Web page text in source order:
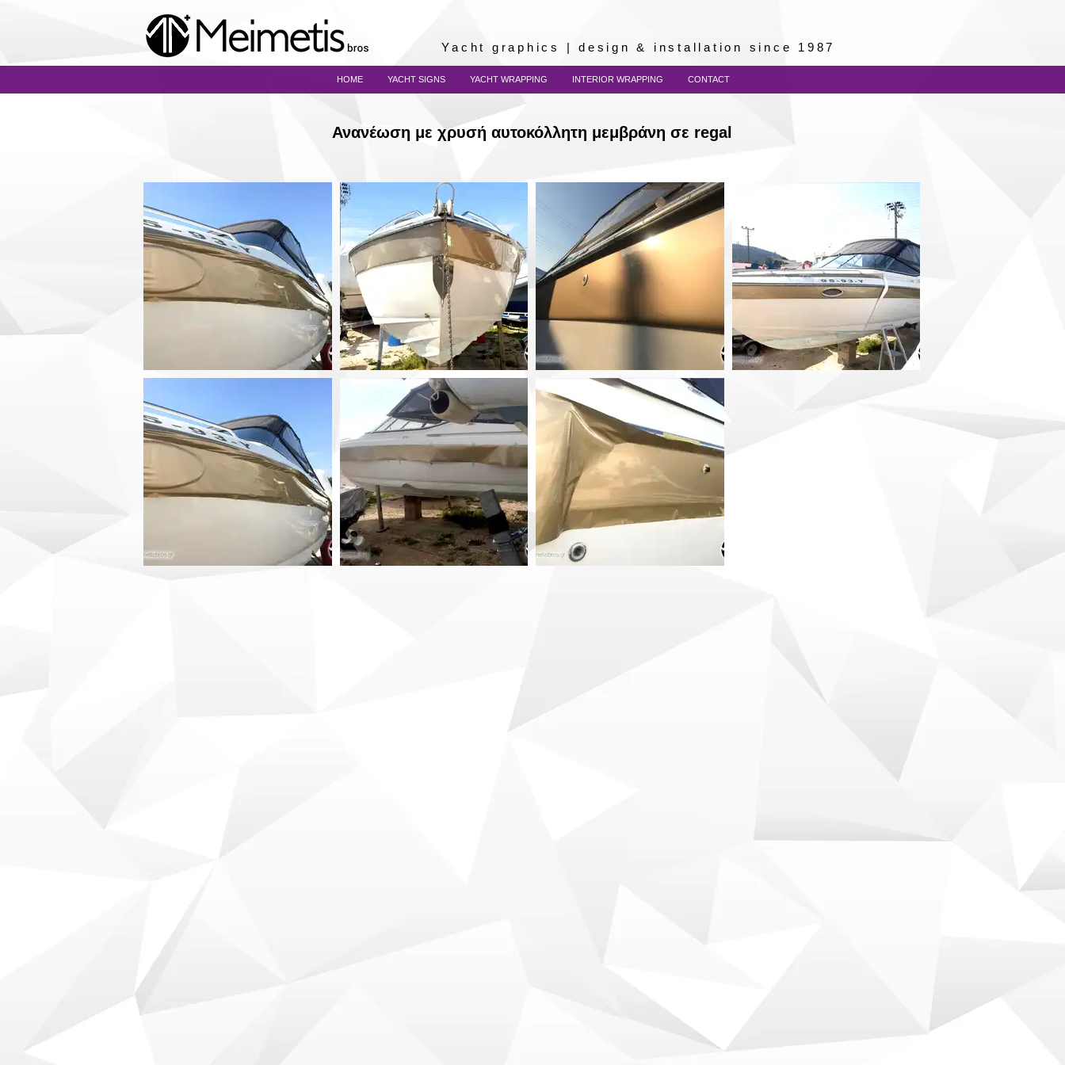
Yacht graphics | design & installation since 1987
HOME YACHT SIGNS YACHT WRAPPING INTERIOR WRAPPING CONTACT
Ανανέωση με χρυσή αυτοκόλλητη μεμβράνη σε regal